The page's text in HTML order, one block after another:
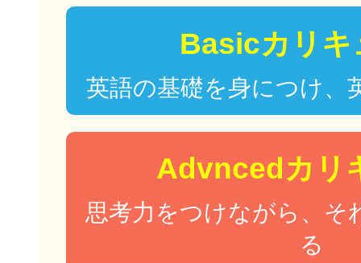
Basicカリキ
英語の基礎を身につけ、
Advncedカリ
思考力をつけながら、そ
る